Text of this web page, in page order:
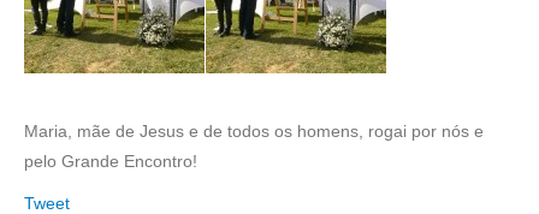
Maria, mãe de Jesus e de todos os homens, rogai por nós e
pelo Grande Encontro!
Tweet